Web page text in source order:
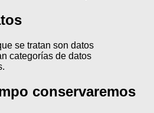
se tratan son datos
categorías de datos
conservaremos